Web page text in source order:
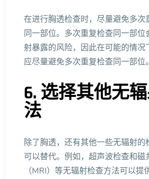
在进行胸透检查时，尽量避免多次
同一部位。多次重复检查同一部位
射暴露的风险，因此在可能的情况
应尽量避免多次重复检查同一部位。
6. 选择其他无
法
除了胸透，还有其他一些无辐射的
可以替代。例如，超声波检查和磁
（MRI）等无辐射检查方法可以提